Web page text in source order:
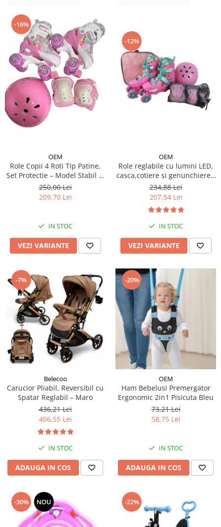
-16%
OEM
Role Copii 4 Roti Tip Patine,
Set Protectie – Model Stabil si
Reglabil - Roz
250,00 Lei
209,70 Lei
IN STOC
VEZI VARIANTE
-12%
OEM
Role reglabile cu lumini LED,
casca,cotiere si genunchiere -
Ursuletul vesel Panda
234,88 Lei
207,54 Lei
IN STOC
VEZI VARIANTE
-7%
Belecoo
Carucior Pliabil, Reversibil cu
Spatar Reglabil – Maro
436,21 Lei
406,55 Lei
IN STOC
ADAUGA IN COS
-20%
OEM
Ham Bebelusi Premergator
Ergonomic 2in1 Pisicuta Bleu
73,21 Lei
58,75 Lei
IN STOC
ADAUGA IN COS
-30% NOU -22%